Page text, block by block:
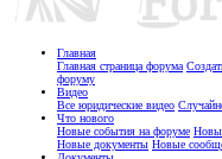
Главная
Главная страница форума
форуму
Видео
Все юридические видео
Что нового
Новые события на форуме
Новые документы Новые